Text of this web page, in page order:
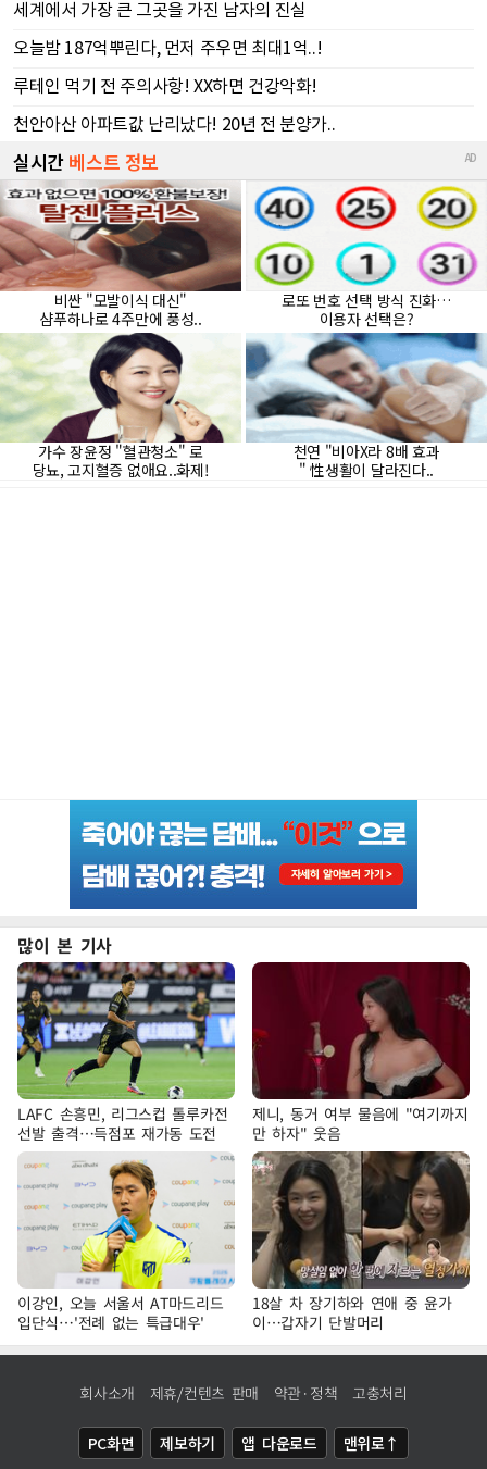
많이 본 기사
LAFC 손흥민, 리그스컵 톨루카전
선발 출격…득점포 재가동 도전
제니, 동거 여부 물음에 "여기까지
만 하자" 웃음
이강인, 오늘 서울서 AT마드리드
입단식…'전례 없는 특급대우'
18살 차 장기하와 연애 중 윤가
이…갑자기 단발머리
회사소개 제휴/컨텐츠 판매 약관·정책 고충처리
PC화면 제보하기 앱 다운로드 맨위로↑